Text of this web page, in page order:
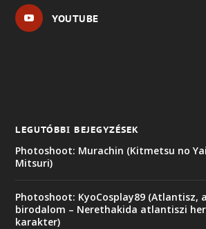
YOUTUBE
LEGUTÓBBI BEJEGYZÉSEK
Photoshoot: Murachin (Kitmetsu no
Mitsuri)
Photoshoot: KyoCosplay89 (Atlantisz,
birodalom – Nerethakida atlantiszi
karakter)